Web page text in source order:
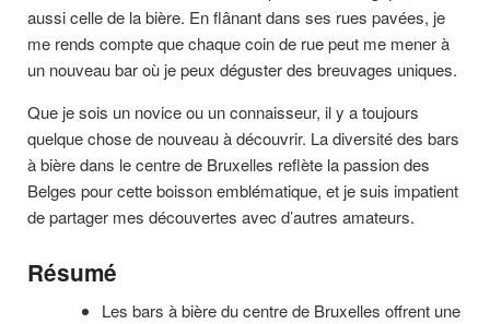
aussi celle de la bière. En flânant dans ses rues pavées, je
me rends compte que chaque coin de rue peut me mener à
un nouveau bar où je peux déguster des breuvages uniques.
Que je sois un novice ou un connaisseur, il y a toujours
quelque chose de nouveau à découvrir. La diversité des bars
à bière dans le centre de Bruxelles reflète la passion des
Belges pour cette boisson emblématique, et je suis impatient
de partager mes découvertes avec d’autres amateurs.
Résumé
Les bars à bière du centre de Bruxelles offrent une